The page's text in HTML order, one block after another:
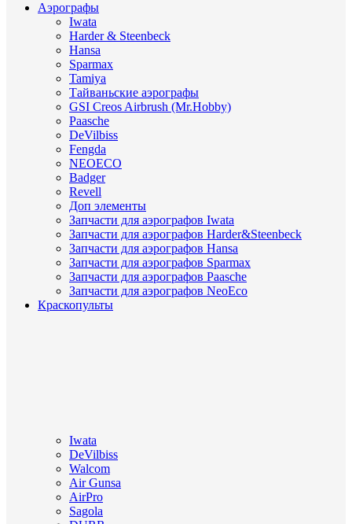
Аэрографы
Iwata
Harder & Steenbeck
Hansa
Sparmax
Tamiya
Тайваньские аэрографы
GSI Creos Airbrush (Mr.Hobby)
Paasche
DeVilbiss
Fengda
NEOECO
Badger
Revell
Доп элементы
Запчасти для аэрографов Iwata
Запчасти для аэрографов Harder&Steenbeck
Запчасти для аэрографов Hansa
Запчасти для аэрографов Sparmax
Запчасти для аэрографов Paasche
Запчасти для аэрографов NeoEco
Краскопульты
Iwata
DeVilbiss
Walcom
Air Gunsa
AirPro
Sagola